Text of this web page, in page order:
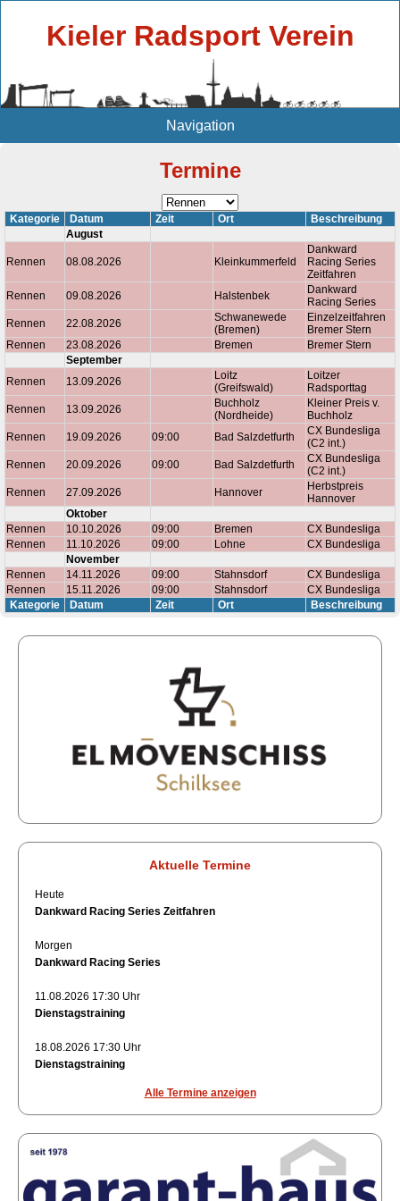
Kieler Radsport Verein
Navigation
Termine
Kategorie Datum Zeit Ort
Beschreibung
August
Rennen 08.08.2026 Kleinkummerfeld
Dankward
Racing Series
Zeitfahren
Rennen
09.08.2026 Halstenbek
Dankward
Racing Series
Rennen
22.08.2026
Schwanewede
(Bremen)
Einzelzeitfahren
Bremer Stern
Rennen
23.08.2026 Bremen
Bremer Stern
September
Rennen
13.09.2026
Loitz
(Greifswald)
Loitzer
Radsporttag
Rennen
13.09.2026
Buchholz
(Nordheide)
Kleiner Preis v.
Buchholz
Rennen
19.09.2026 09:00 Bad Salzdetfurth
CX Bundesliga
(C2 int.)
Rennen
20.09.2026 09:00 Bad Salzdetfurth
CX Bundesliga
(C2 int.)
Rennen
27.09.2026 Hannover
Herbstpreis
Hannover
Oktober
Rennen
10.10.2026 09:00 Bremen
CX Bundesliga
Rennen
11.10.2026 09:00 Lohne
CX Bundesliga
November
Rennen
14.11.2026 09:00 Stahnsdorf
CX Bundesliga
Rennen
15.11.2026 09:00 Stahnsdorf
CX Bundesliga
Kategorie
Datum Zeit Ort Beschreibung
Aktuelle Termine
Heute
Dankward Racing Series Zeitfahren
Morgen
Dankward Racing Series
11.08.2026 17:30 Uhr
Dienstagstraining
18.08.2026 17:30 Uhr
Dienstagstraining
Alle Termine anzeigen